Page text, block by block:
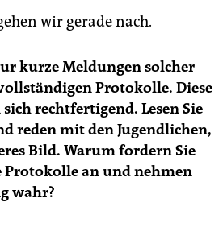
wir gerade nach.
kurze Meldungen solcher
Protokolle. Diese
rechtfertigend. Lesen Sie
reden mit den Jugendlichen,
Bild. Warum fordern Sie
an und nehmen
wahr?